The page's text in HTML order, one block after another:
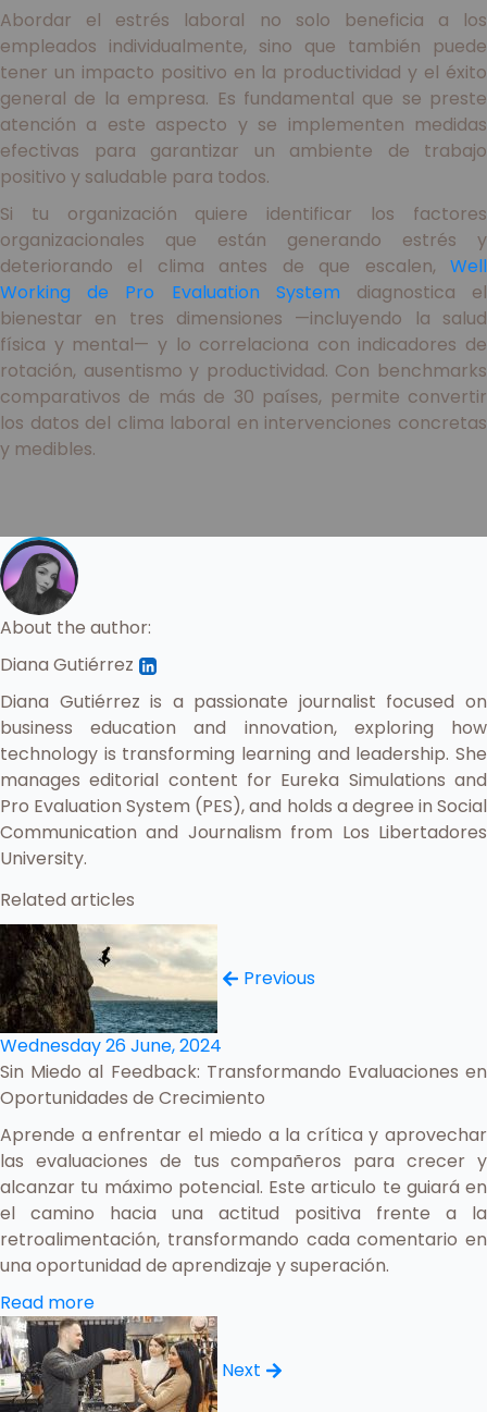
Abordar el estrés laboral no solo beneficia a los
empleados individualmente, sino que también puede
tener un impacto positivo en la productividad y el éxito
general de la empresa. Es fundamental que se preste
atención a este aspecto y se implementen medidas
efectivas para garantizar un ambiente de trabajo
positivo y saludable para todos.
Si tu organización quiere identificar los factores
organizacionales que están generando estrés y
deteriorando el clima antes de que escalen, Well
Working de Pro Evaluation System diagnostica el
bienestar en tres dimensiones —incluyendo la salud
física y mental— y lo correlaciona con indicadores de
rotación, ausentismo y productividad. Con benchmarks
comparativos de más de 30 países, permite convertir
los datos del clima laboral en intervenciones concretas
y medibles.
About the author:
Diana Gutiérrez
Diana Gutiérrez is a passionate journalist focused on
business education and innovation, exploring how
technology is transforming learning and leadership. She
manages editorial content for Eureka Simulations and
Pro Evaluation System (PES), and holds a degree in Social
Communication and Journalism from Los Libertadores
University.
Related articles
Previous
Wednesday 26 June, 2024
Sin Miedo al Feedback: Transformando Evaluaciones en
Oportunidades de Crecimiento
Aprende a enfrentar el miedo a la crítica y aprovechar
las evaluaciones de tus compañeros para crecer y
alcanzar tu máximo potencial. Este articulo te guiará en
el camino hacia una actitud positiva frente a la
retroalimentación, transformando cada comentario en
una oportunidad de aprendizaje y superación.
Read more
Next